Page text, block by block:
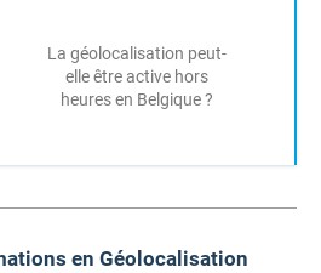
La géolocalisation peut-
elle être active hors
heures en Belgique ?
en Géolocalisation